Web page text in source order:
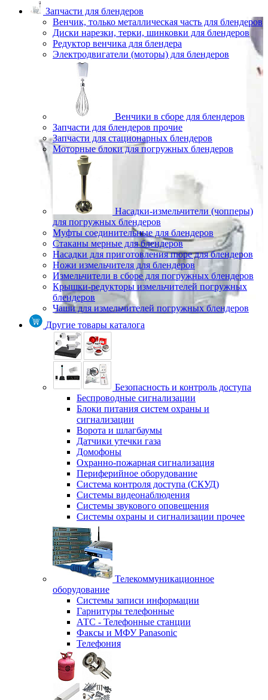
Запчасти для блендеров
Венчик, только металлическая часть для блендеров
Диски нарезки, терки, шинковки для блендеров
Редуктор венчика для блендера
Электродвигатели (моторы) для блендеров
Венчики в сборе для блендеров
Запчасти для блендеров прочие
Запчасти для стационарных блендеров
Моторные блоки для погружных блендеров
Насадки-измельчители (чопперы)
для погружных блендеров
Муфты соединительные для блендеров
Стаканы мерные для блендеров
Насадки для приготовления пюре для блендеров
Ножи измельчителя для блендеров
Измельчители в сборе для погружных блендеров
Крышки-редукторы измельчителей погружных
блендеров
Чаши для измельчителей погружных блендеров
Другие товары каталога
Безопасность и контроль доступа
Беспроводные сигнализации
Блоки питания систем охраны и
сигнализации
Ворота и шлагбаумы
Датчики утечки газа
Домофоны
Охранно-пожарная сигнализация
Периферийное оборудование
Система контроля доступа (СКУД)
Системы видеонаблюдения
Системы звукового оповещения
Системы охраны и сигнализации прочее
Телекоммуникационное
оборудование
Системы записи информации
Гарнитуры телефонные
АТС - Телефонные станции
Факсы и МФУ Panasonic
Телефония